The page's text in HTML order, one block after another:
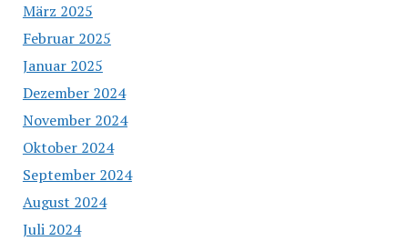
März 2025
Februar 2025
Januar 2025
Dezember 2024
November 2024
Oktober 2024
September 2024
August 2024
Juli 2024